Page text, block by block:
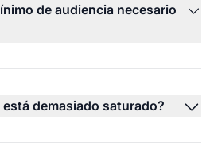
de audiencia necesario
demasiado saturado?